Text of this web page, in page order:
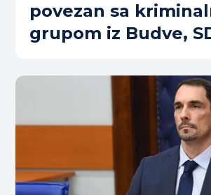
povezan sa
grupom iz Budve,